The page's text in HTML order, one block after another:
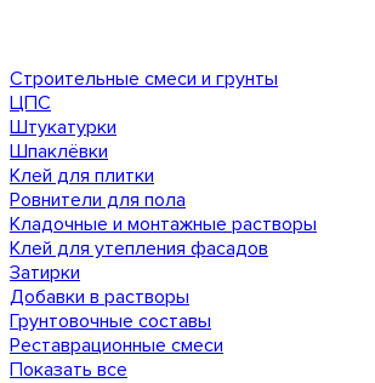
Строительные смеси и грунты
ЦПС
Штукатурки
Шпаклёвки
Клей для плитки
Ровнители для пола
Кладочные и монтажные растворы
Клей для утепления фасадов
Затирки
Добавки в растворы
Грунтовочные составы
Реставрационные смеси
Показать все